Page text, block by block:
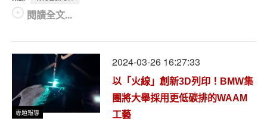
閱讀全文...
專題報導
2024-03-26 16:27:33
以「火線」創新3D列印！BMW集
團將大舉採用更低碳排的WAAM
工藝